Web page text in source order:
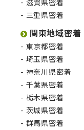
滋賀県密着
三重県密着
関東地域密着
東京都密着
埼玉県密着
神奈川県密着
千葉県密着
栃木県密着
茨城県密着
群馬県密着